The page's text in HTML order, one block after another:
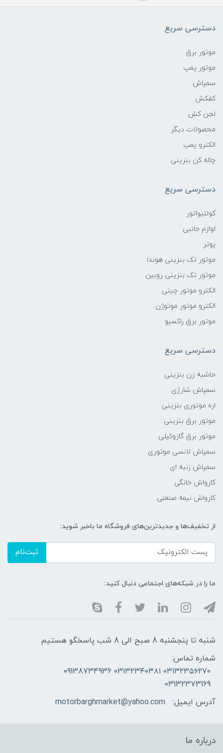
دسترسی سریع
موتور برق
موتور پمپ
سمپاش
کفکش
لجن کش
محصولات دیگر
الکترو پمپ
چاله کن بنزینی
دسترسی سریع
کولتیواتور
لوازم جانبی
پوتر
موتور تک بنزینی هوندا
موتور تک بنزینی روبین
الکترو موتور چینی
الکترو موتور موتوژن
موتور برق راکسیو
دسترسی سریع
حاشیه زن بنزینی
سمپاش شارژی
اره موتوری بنزینی
موتور برق بنزینی
موتور برق گازوئیلی
سمپاش لانسی موتوری
سمپاش زنبه ای
کارواش خانگی
کارواش نیمه صنعتی
از تخفیف‌ها و جدیدترین‌های فروشگاه ما باخبر شوید:
ثبت‌نام
ما را در شبکه‌های اجتماعی دنبال کنید:
شنبه تا پنجشنبه 8 صبح الی 8 شب پاسخگو هستیم
شماره تماس:
۰۳۱۳۲۳۵۶۲۷۰ ۰۳۱۳۲۳۴۰۳۸۱ 09138734936
03132373169
آدرس ایمیل:
motorbarghmarket@yahoo.com
درباره ما